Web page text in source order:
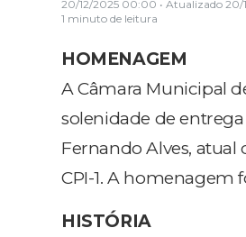
20/12/2025 00:00 • Atualizado 20/
1 minuto de leitura
HOMENAGEM
A Câmara Municipal
solenidade de
Fernando Alves,
CPI-1. A homenagem
HISTÓRIA